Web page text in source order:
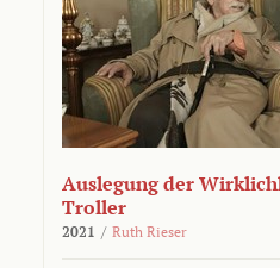
Auslegung der
Troller
2021 / Ruth Rieser